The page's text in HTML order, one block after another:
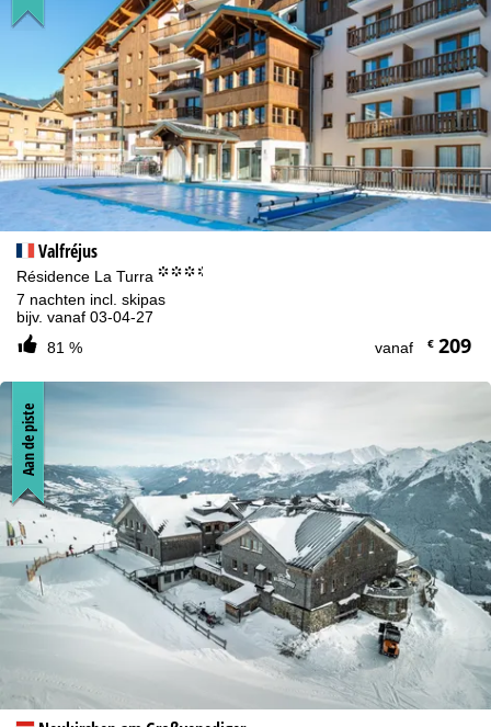
Valfréjus
Résidence La Turra °°°.
7 nachten incl. skipas
bijv. vanaf 03-04-27
81 %
vanaf €209
Aan de piste